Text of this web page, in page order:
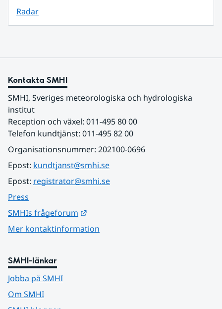
Radar
Kontakta SMHI
SMHI, Sveriges meteorologiska och hydrologiska
institut
Reception och växel: 011-495 80 00
Telefon kundtjänst: 011-495 82 00
Organisationsnummer: 202100-0696
Epost: kundtjanst@smhi.se
Epost: registrator@smhi.se
Press
SMHIs frågeforum
Mer kontaktinformation
SMHI-länkar
Jobba på SMHI
Om SMHI